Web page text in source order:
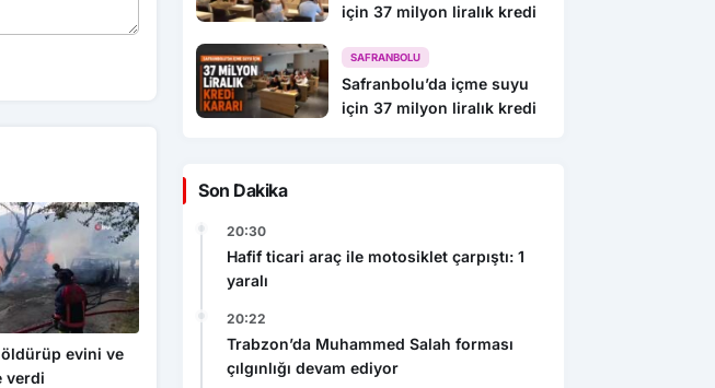
evini ve
verdi
için 37 milyon liralık kredi
SAFRANBOLU
Safranbolu’da içme suyu
için 37 milyon liralık kredi
Son Dakika
20:30
Hafif ticari araç ile motosiklet çarpıştı: 1
yaralı
20:22
Trabzon’da Muhammed Salah forması
çılgınlığı devam ediyor